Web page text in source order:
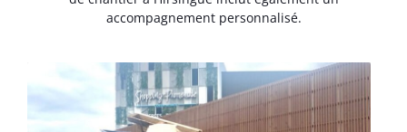
accompagnement personnalisé.